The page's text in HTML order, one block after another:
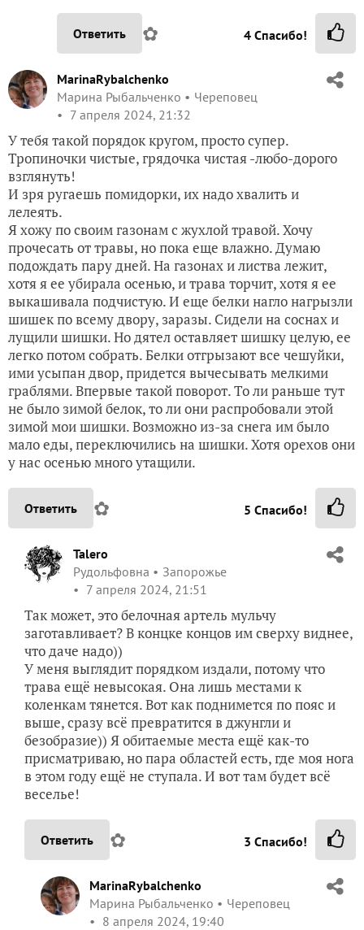
Ответить ✿ 4 Спасибо!
MarinaRybalchenko
Марина Рыбальченко
Череповец
7 апреля 2024, 21:32
У тебя такой порядок кругом, просто супер.
Тропиночки чистые, грядочка чистая -любо-дорого
взглянуть!
И зря ругаешь помидорки, их надо хвалить и
лелеять.
Я хожу по своим газонам с жухлой травой. Хочу
прочесать от травы, но пока еще влажно. Думаю
подождать пару дней. На газонах и листва лежит,
хотя я ее убирала осенью, и трава торчит, хотя я ее
выкашивала подчистую. И еще белки нагло нагрызли
шишек по всему двору, заразы. Сидели на соснах и
лущили шишки. Но дятел оставляет шишку целую, ее
легко потом собрать. Белки отгрызают все чешуйки,
ими усыпан двор, придется вычесывать мелкими
граблями. Впервые такой поворот. То ли раньше тут
не было зимой белок, то ли они распробовали этой
зимой мои шишки. Возможно из-за снега им было
мало еды, переключились на шишки. Хотя орехов они
у нас осенью много утащили.
Ответить ✿ 5 Спасибо!
Talero
Рудольфовна
Запорожье
7 апреля 2024, 21:51
Так может, это белочная артель мульчу
заготавливает? В концке концов им сверху виднее,
что даче надо))
У меня выглядит порядком издали, потому что
трава ещё невысокая. Она лишь местами к
коленкам тянется. Вот как поднимется по пояс и
выше, сразу всё превратится в джунгли и
безобразие)) Я обитаемые места ещё как-то
присматриваю, но пара областей есть, где моя нога
в этом году ещё не ступала. И вот там будет всё
веселье!
Ответить ✿ 3 Спасибо!
MarinaRybalchenko
Марина Рыбальченко
Череповец
8 апреля 2024, 19:40